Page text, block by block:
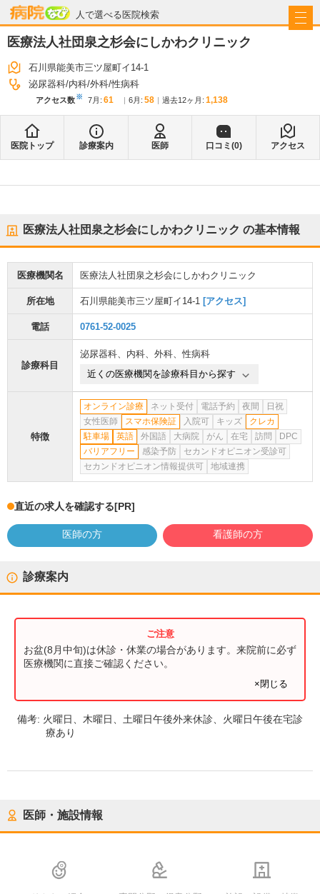
人で選べる医院検索
病院なび
医療法人社団泉之杉会にしかわクリニック
石川県能美市三ツ屋町イ14-1
泌尿器科 内科 外科 性病科
アクセス数※ 7月 : 61 6月 : 58 過去12ヶ月: 1,138
医院トップ 診療案内 医師 口コミ(0) アクセス
医療法人社団泉之杉会にしかわクリニック の基本情報
医療機関名 医療法人社団泉之杉会にしかわクリニック
所在地 石川県能美市三ツ屋町イ14-1 [アクセス]
電話 0761-52-0025
診療科目
泌尿器科、 内科、 外科、性病科
近くの医療機関を診療科目から探す
特徴
オンライン診療 ネット受付 電話予約 夜間
日祝
女性医師
スマホ保険証 入院可 キッズ
クレカ
駐車場
英語 外国語 大病院 がん 在宅 訪問
DPC
バリアフリー
感染予防
セカンドオピニオン受診可
セカンドオピニオン情報提供可
地域連携
直近の求人を確認する[PR]
医師の方 看護師の方
診療案内
お盆(8月中旬)は休診・休業の場合があります。来院前に必ず
医療機関に直接ご確認ください。
×閉じる
備考: 火曜日、木曜日、土曜日午後外来休診、火曜日午後在宅診
療あり
医師・施設情報